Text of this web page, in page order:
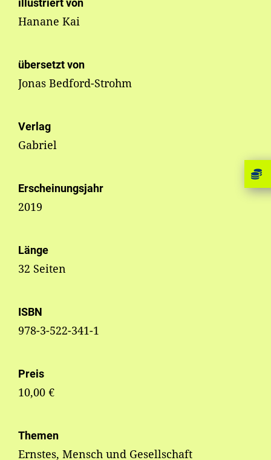
illustriert von
Hanane Kai
übersetzt von
Jonas Bedford-Strohm
Verlag
Gabriel
Erscheinungsjahr
2019
Länge
32 Seiten
ISBN
978-3-522-341-1
Preis
10,00 €
Themen
Ernstes, Mensch und Gesellschaft